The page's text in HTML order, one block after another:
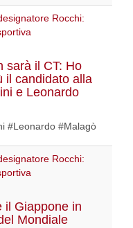
sarà il CT: Ho
il candidato alla
e Leonardo
#Leonardo #Malagò
il Giappone in
Mondiale